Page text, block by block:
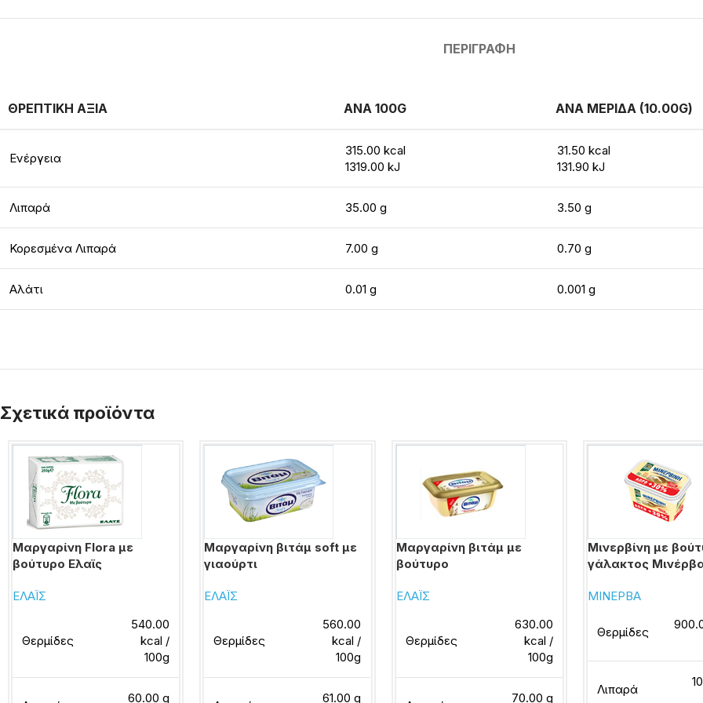
ΠΕΡΙΓΡΑΦΉ
ΘΡΕΠΤΙΚΗ ΑΞΙΑ ΑΝΑ 100G ΑΝΑ ΜΕΡΙΔΑ (10.00G)
Ενέργεια
315.00 kcal
1319.00 kJ
31.50 kcal
131.90 kJ
Λιπαρά 35.00 g 3.50 g
Κορεσμένα Λιπαρά 7.00 g 0.70 g
Αλάτι 0.01 g 0.001 g
Σχετικά προϊόντα
Μαργαρίνη Flora με
βούτυρο Ελαϊς
ΕΛΑΪΣ
Θερμίδες
540.00
kcal /
100g
60.00 g
Μαργαρίνη βιτάμ soft με
γιαούρτι
ΕΛΑΪΣ
Θερμίδες
560.00
kcal /
100g
61.00 g
Μαργαρίνη βιτάμ με
βούτυρο
ΕΛΑΪΣ
Θερμίδες
630.00
kcal /
100g
70.00 g
Μινερβίνη με
γάλακτος
ΜΙΝΕΡΒΑ
Θερμίδες
Λιπαρά